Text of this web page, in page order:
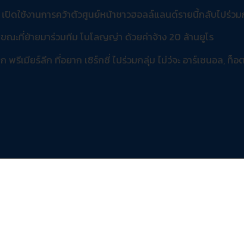
เปิดใช้งานการคว้าตัวศูนย์หน้าชาวฮอลล์แลนด์รายนี้กลับไปร่ว
ขณะที่ย้ายมาร่วมทีม โบโลญญ่า ด้วยค่าจ้าง 20 ล้านยูโร
รีเมียร์ลีก ที่อยาก เซิร์กซี่ ไปร่วมกลุ่ม ไม่ว่จะ อาร์เซนอล, ท็